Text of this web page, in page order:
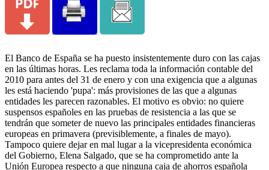
El Banco de España se ha puesto insistentemente duro con las cajas
en las últimas horas. Les reclama toda la información contable del
2010 para antes del 31 de enero y con una exigencia que a algunas
les está haciendo 'pupa': más provisiones de las que a algunas
entidades les parecen razonables. El motivo es obvio: no quiere
suspensos españoles en las pruebas de resistencia a las que se
tendrán que someter de nuevo las principales entidades financieras
europeas en primavera (previsiblemente, a finales de mayo).
Tampoco quiere dejar en mal lugar a la vicepresidenta económica
del Gobierno, Elena Salgado, que se ha comprometido ante la
Unión Europea respecto a que ninguna caja de ahorros española